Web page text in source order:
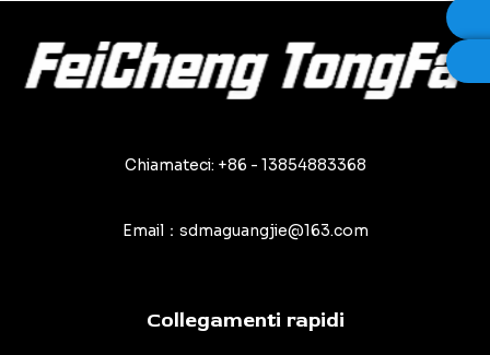
Chiamateci: +86 - 13854883368
Email：sdmaguangjie@163.com
Collegamenti rapidi